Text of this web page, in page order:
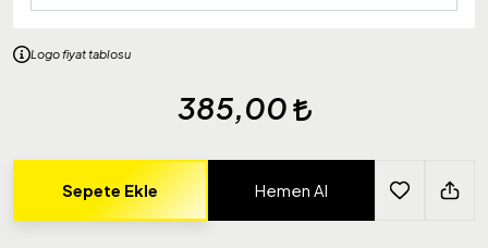
Logo fiyat tablosu
385,00
Sepete Ekle Hemen Al